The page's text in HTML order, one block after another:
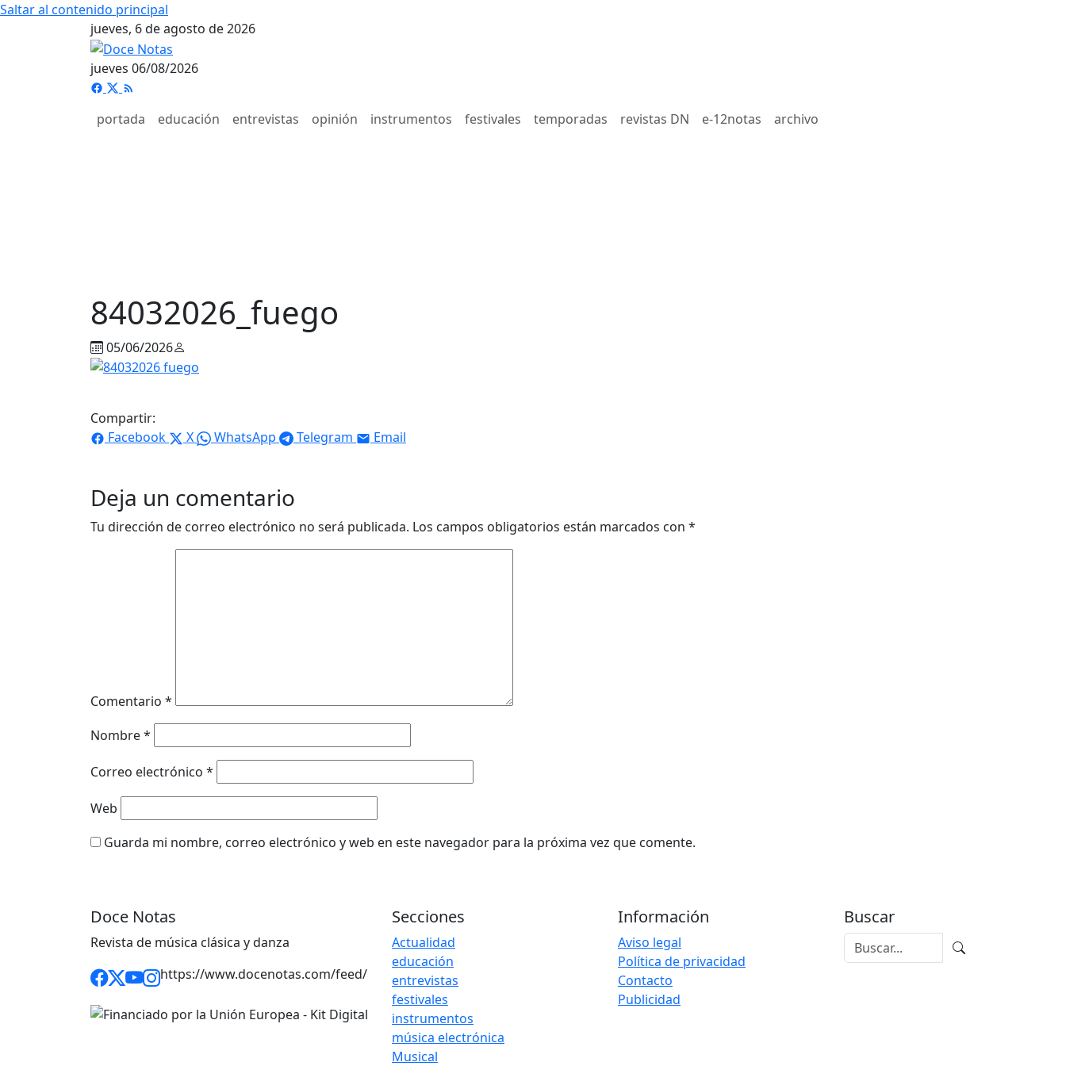
Saltar al contenido principal
jueves, 6 de agosto de 2026
jueves 06/08/2026
portada educación entrevistas opinión instrumentos festivales temporadas revistas DN e-12notas archivo
84032026_fuego
05/06/2026
Compartir:
Facebook
X WhatsApp Telegram Email
Deja un comentario
Tu dirección de correo electrónico no será publicada. Los campos obligatorios están marcados con *
Comentario *
Nombre*
Correo electrónico *
Web
Guarda mi nombre, correo electrónico y web en este navegador para la próxima vez que comente.
Doce Notas
Revista de música clásica y danza
https://www.docenotas.com/feed/
Secciones
Actualidad
educación
entrevistas
festivales
instrumentos
música electrónica
Musical
Información
Aviso legal
Política de privacidad
Contacto
Publicidad
Buscar